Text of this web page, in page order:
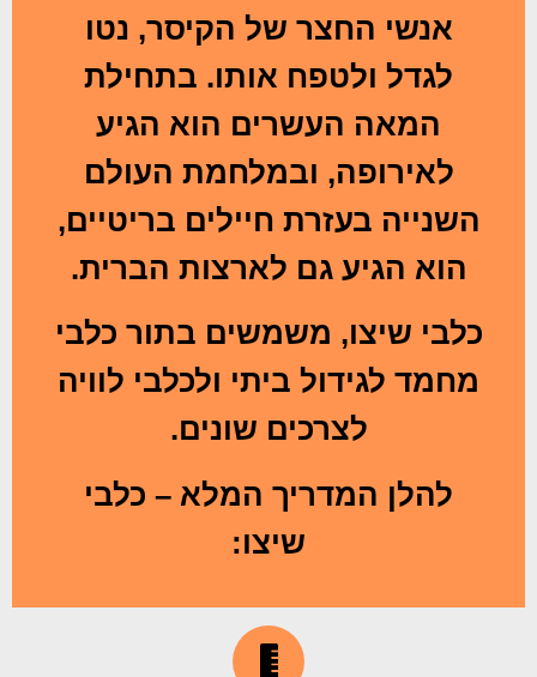
אנשי החצר של הקיסר, נטו
לגדל ולטפח אותו. בתחילת
המאה העשרים הוא הגיע
לאירופה, ובמלחמת העולם
השנייה בעזרת חיילים בריטיים,
הוא הגיע גם לארצות הברית.
כלבי שיצו, משמשים בתור כלבי
מחמד לגידול ביתי ולכלבי לוויה
לצרכים שונים.
להלן המדריך המלא – כלבי
שיצו: